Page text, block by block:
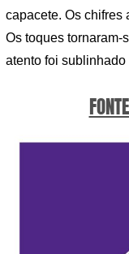
capacete. Os chifres
Os toques tornaram-
atento foi